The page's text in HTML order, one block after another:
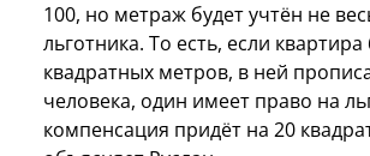
100, но метраж будет учтён не
льготника. То есть, если квартира
квадратных метров, в ней
человека, один имеет право на
компенсация придёт на 20